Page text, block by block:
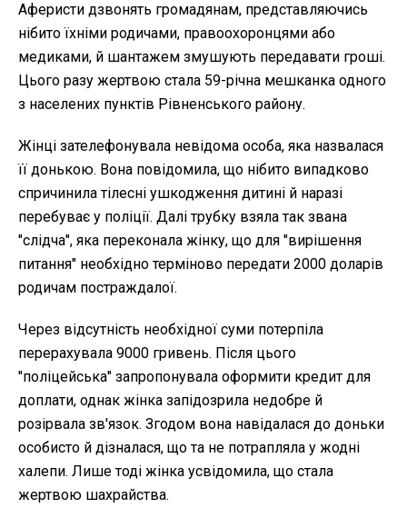
Аферисти дзвонять громадянам, представляючись
нібито їхніми родичами, правоохоронцями або
медиками, й шантажем змушують передавати гроші.
Цього разу жертвою стала 59-річна мешканка одного
з населених пунктів Рівненського району.
Жінці зателефонувала невідома особа, яка назвалася
її донькою. Вона повідомила, що нібито випадково
спричинила тілесні ушкодження дитині й наразі
перебуває у поліції. Далі трубку взяла так звана
"слідча", яка переконала жінку, що для "вирішення
питання" необхідно терміново передати 2000 доларів
родичам постраждалої.
Через відсутність необхідної суми потерпіла
перерахувала 9000 гривень. Після цього
"поліцейська" запропонувала оформити кредит для
доплати, однак жінка запідозрила недобре й
розірвала зв'язок. Згодом вона навідалася до доньки
особисто й дізналася, що та не потрапляла у жодні
халепи. Лише тоді жінка усвідомила, що стала
жертвою шахрайства.